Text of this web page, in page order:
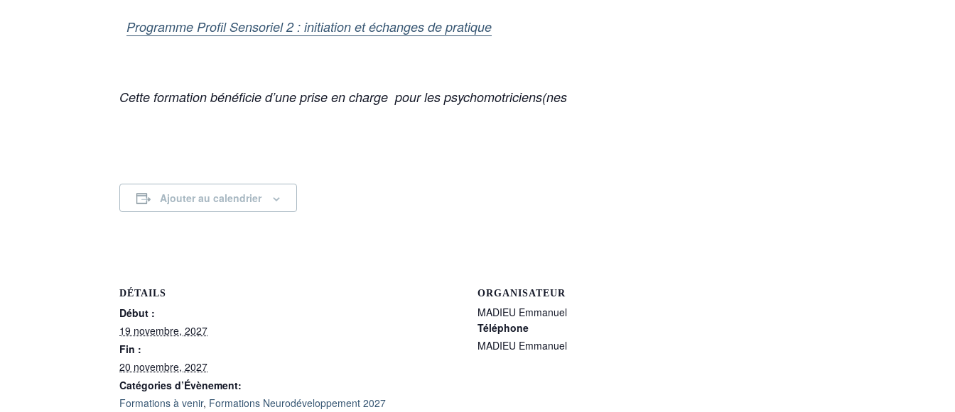
Programme Profil Sensoriel 2 : initiation et échanges de pratique
Cette formation bénéficie d’une prise en charge pour les psychomotriciens(nes
Ajouter au calendrier
DÉTAILS
Début :
19 novembre, 2027
Fin :
20 novembre, 2027
Catégories d’Évènement:
Formations à venir, Formations Neurodéveloppement 2027
ORGANISATEUR
MADIEU Emmanuel
Téléphone
MADIEU Emmanuel